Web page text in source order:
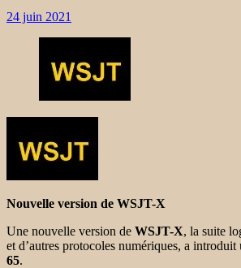
24 juin 2021
Nouvelle version de WSJT-X
Une nouvelle version de WSJT-X, la suite
et d’autres protocoles numériques, a
65.